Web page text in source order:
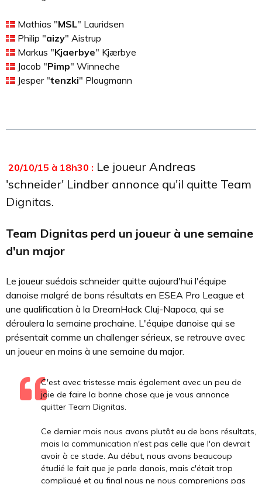
Mathias "MSL" Lauridsen
Philip "aizy" Aistrup
Markus "Kjaerbye" Kjærbye
Jacob "Pimp" Winneche
Jesper "tenzki" Plougmann
20/10/15 à 18h30 : Le joueur Andreas
'schneider' Lindber annonce qu'il quitte Team
Dignitas.
Team Dignitas perd un joueur à une semaine
d'un major
Le joueur suédois schneider quitte aujourd'hui l'équipe
danoise malgré de bons résultats en ESEA Pro League et
une qualification à la DreamHack Cluj-Napoca, qui se
déroulera la semaine prochaine. L'équipe danoise qui se
présentait comme un challenger sérieux, se retrouve avec
un joueur en moins à une semaine du major.
C'est avec tristesse mais également avec un peu de
joie de faire la bonne chose que je vous annonce
quitter Team Dignitas.
Ce dernier mois nous avons plutôt eu de bons résultats,
mais la communication n'est pas celle que l'on devrait
avoir à ce stade. Au début, nous avons beaucoup
étudié le fait que je parle danois, mais c'était trop
compliqué et au final nous ne nous comprenions pas